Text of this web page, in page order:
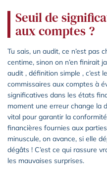
Seuil de
aux comptes ?
Tu sais, un audit, ce n’est pas
centime, sinon on n’en finirait
audit , définition simple , c’est
commissaires aux comptes à
significatives dans les états
moment une erreur change la
vital pour garantir la
financières fournies aux
minuscule, on avance, si elle
dégâts ! C’est ce qui rassure
les mauvaises surprises.